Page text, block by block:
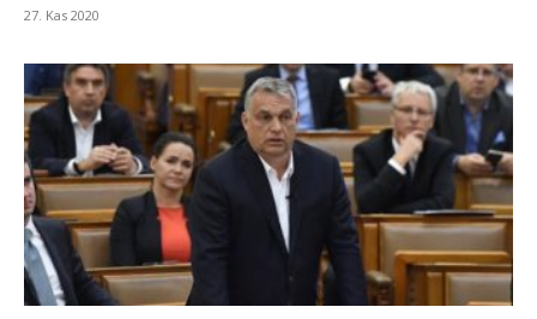
27. Kas 2020